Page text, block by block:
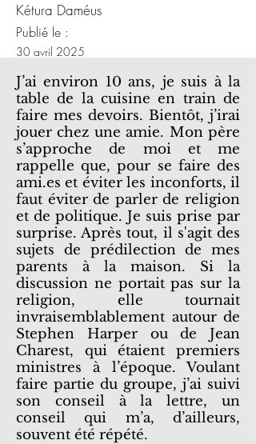
Kétura Daméus
Publié le :
30 avril 2025
J’ai environ 10 ans, je suis à la
table de la cuisine en train de
faire mes devoirs. Bientôt, j’irai
jouer chez une amie. Mon père
s’approche de moi et me
rappelle que, pour se faire des
ami.es et éviter les inconforts, il
faut éviter de parler de religion
et de politique. Je suis prise par
surprise. Après tout, il s'agit des
sujets de prédilection de mes
parents à la maison. Si la
discussion ne portait pas sur la
religion, elle tournait
invraisemblablement autour de
Stephen Harper ou de Jean
Charest, qui étaient premiers
ministres à l’époque. Voulant
faire partie du groupe, j’ai suivi
son conseil à la lettre, un
conseil qui m’a, d’ailleurs,
souvent été répété.